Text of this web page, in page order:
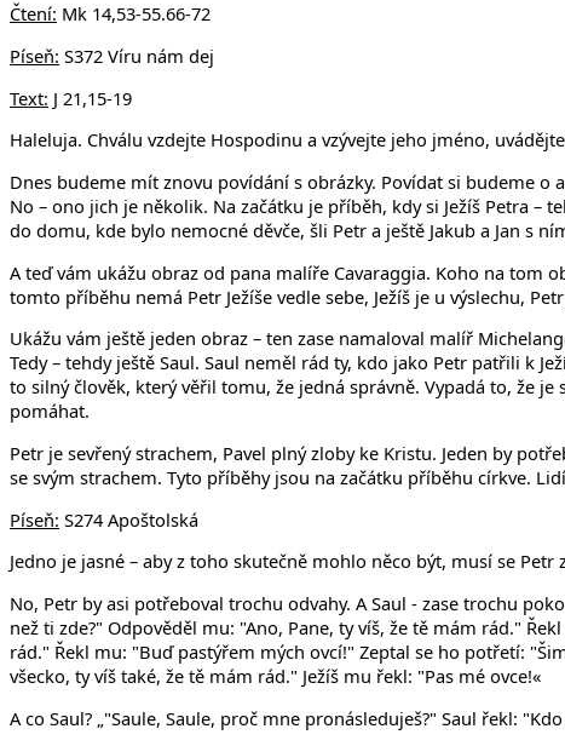
Čtení: Mk 14,53-55.66-72
Píseň: S372 Víru nám dej
Text: J 21,15-19
Haleluja. Chválu vzdejte Hospodinu a vzývejte jeho jméno,
Dnes budeme mít znovu povídání s obrázky. Povídat si budeme
No – ono jich je několik. Na začátku je příběh, kdy si Ježíš Petra –
do domu, kde bylo nemocné děvče, šli Petr a ještě Jakub a Jan s
A teď vám ukážu obraz od pana malíře Cavaraggia. Koho na tom
tomto příběhu nemá Petr Ježíše vedle sebe, Ježíš je u výslechu,
Ukážu vám ještě jeden obraz – ten zase namaloval malíř
Tedy – tehdy ještě Saul. Saul neměl rád ty, kdo jako Petr patřili k
to silný člověk, který věřil tomu, že jedná správně. Vypadá to, že
pomáhat.
Petr je sevřený strachem, Pavel plný zloby ke Kristu. Jeden by
se svým strachem. Tyto příběhy jsou na začátku příběhu církve.
Píseň: S274 Apoštolská
Jedno je jasné – aby z toho skutečně mohlo něco být, musí se
No, Petr by asi potřeboval trochu odvahy. A Saul - zase trochu
než ti zde?" Odpověděl mu: "Ano, Pane, ty víš, že tě mám rád."
rád." Řekl mu: "Buď pastýřem mých ovcí!" Zeptal se ho potřetí:
všecko, ty víš také, že tě mám rád." Ježíš mu řekl: "Pas mé ovce!«
A co Saul? „"Saule, Saule, proč mne pronásleduješ?" Saul řekl: